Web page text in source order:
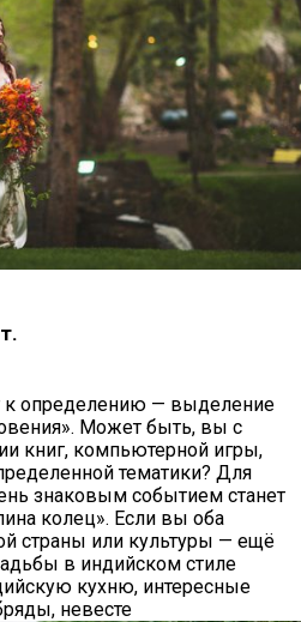
определению — выделение
Может быть, вы с
книг, компьютерной игры,
тематики? Для
знаковым событием станет
колец». Если вы оба
страны или культуры — ещё
в индийском стиле
кухню, интересные
невесте